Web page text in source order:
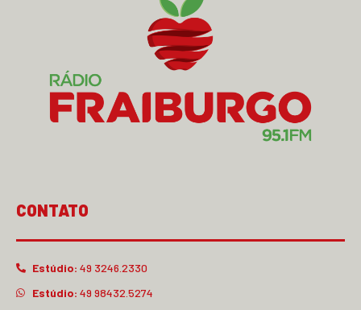
CONTATO
Estúdio: 49 3246.2330
Estúdio: 49 98432.5274